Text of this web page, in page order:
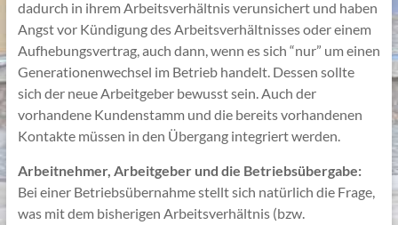
dadurch in ihrem Arbeitsverhältnis verunsichert und haben
Angst vor Kündigung des Arbeitsverhältnisses oder einem
Aufhebungsvertrag, auch dann, wenn es sich “nur” um einen
Generationenwechsel im Betrieb handelt. Dessen sollte
sich der neue Arbeitgeber bewusst sein. Auch der
vorhandene Kundenstamm und die bereits vorhandenen
Kontakte müssen in den Übergang integriert werden.
Arbeitnehmer, Arbeitgeber und die Betriebsübergabe:
Bei einer Betriebsübernahme stellt sich natürlich die Frage,
was mit dem bisherigen Arbeitsverhältnis (bzw.